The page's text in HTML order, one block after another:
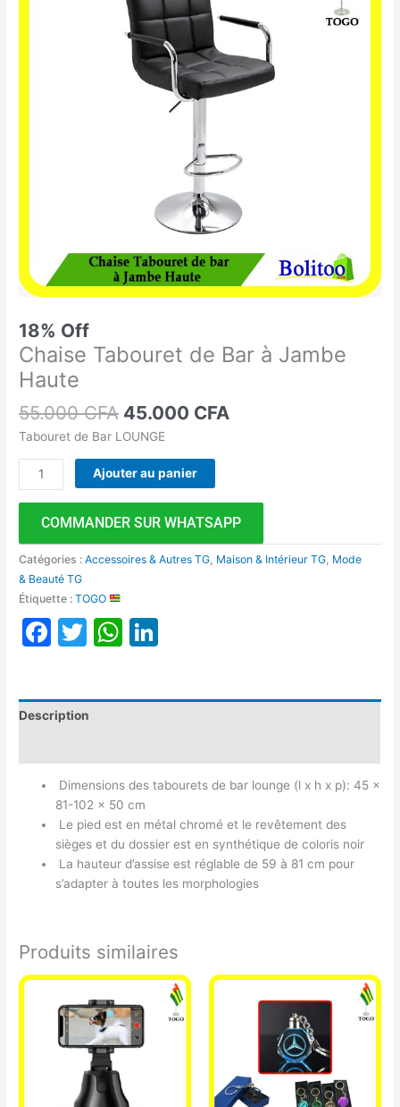
18% Off
Chaise Tabouret de Bar à Jambe
Haute
55.000CFA
55.000 CFA.
45.000 CFA
45.000 CFA.
Tabouret de Bar LOUNGE
Ajouter au panier
COMMANDER SUR WHATSAPP
Catégories :Accessoires & Autres TG Maison & Intérieur TG Mode
& Beauté TG
Étiquette :TOGO
Facebook
TwitterWhatsApp
Description
Dimensions des tabourets de bar lounge (l x h x p): 45 x
81-102 x 50 cm
Le pied est en métal chromé et le revêtement des
sièges et du dossier est en synthétique de coloris noir
La hauteur d’assise est réglable de 59 à 81 cm pour
s’adapter à toutes les morphologies
Produits similaires